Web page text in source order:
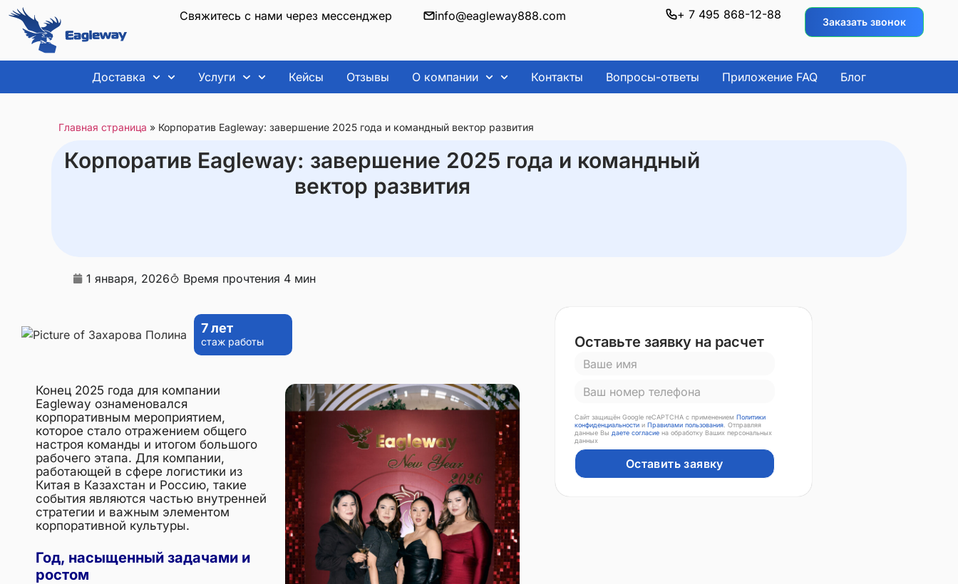
Свяжитесь с нами через мессенджер info@eagleway888.com + 7 495 868-12-88
Заказать звонок
Доставка Услуги Кейсы Отзывы О компании Контакты Вопросы-ответы Приложение FAQ Блог
Главная страница » Корпоратив Eagleway: завершение 2025 года и командный вектор развития
Корпоратив Eagleway: завершение 2025 года и командный
вектор развития
1 января, 2026 Время прочтения 4 мин
Захарова
Полина
7 лет
стаж работы
Конец 2025 года для компании
Eagleway ознаменовался
корпоративным мероприятием,
которое стало отражением общего
настроя команды и итогом большого
рабочего этапа. Для компании,
работающей в сфере логистики из
Китая в Казахстан и Россию, такие
события являются частью внутренней
стратегии и важным элементом
корпоративной культуры.
Год, насыщенный задачами и
ростом
Оставьте заявку на расчет
Сайт защищён Google reCAPTCHA с применением Политики
конфиденциальности и Правилами пользования. Отправляя
данные Вы даете согласие на обработку Ваших персональных
данных
Оставить заявку